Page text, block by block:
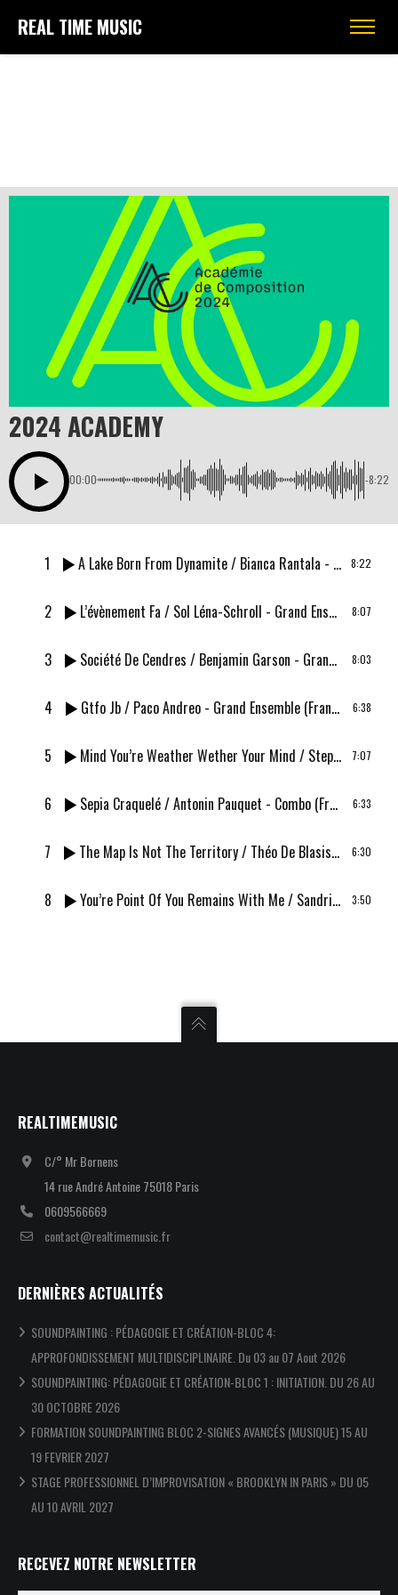
REAL TIME MUSIC
2024 ACADEMY
00:00 -8:22
1 A Lake Born From Dynamite/ Bianca Rantala - Grand Ensemble (Finlande/Estonie) 8:22
2 L’évènement Fa / Sol Léna-Schroll - Grand Ensemble (France) 8:07
3 Société De Cendres / Benjamin Garson - Grand Ensemble (France) 8:03
4 Gtfo Jb/ Paco Andreo - Grand Ensemble (France) 6:38
5 Mind You’re Weather Wether Your Mind / Stephen Harvey - Grand Ensemble (États-Unis) 7:07
6 Sepia Craquelé/ Antonin Pauquet - Combo (France) 6:33
7 The Map Is Not The Territory/ Théo De Blasis - Combo (France) 6:30
8 You’re Point Of You Remains With Me/ Sandrine Ramamonjisoa - Combo (France/Allemagne) 3:50
REALTIMEMUSIC
C/° Mr Bornens
14 rue André Antoine 75018 Paris
0609566669
contact@realtimemusic.fr
DERNIÈRES ACTUALITÉS
SOUNDPAINTING : PÉDAGOGIE ET CRÉATION-BLOC 4:
APPROFONDISSEMENT MULTIDISCIPLINAIRE. Du 03 au 07 Aout 2026
SOUNDPAINTING: PÉDAGOGIE ET CRÉATION-BLOC 1 : INITIATION. DU 26 AU
30 OCTOBRE 2026
FORMATION SOUNDPAINTING BLOC 2-SIGNES AVANCÉS (MUSIQUE) 15 AU
19 FEVRIER 2027
STAGE PROFESSIONNEL D’IMPROVISATION « BROOKLYN IN PARIS » DU 05
AU 10 AVRIL 2027
RECEVEZ NOTRE NEWSLETTER